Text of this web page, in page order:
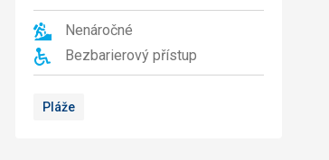
Nenáročné
Bezbarierový přístup
Pláže